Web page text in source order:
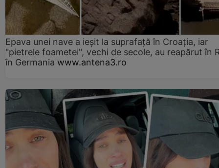
Epava unei nave a ieșit la suprafață în Croația, iar
"pietrele foametei", vechi de secole, au reapărut în
în Germania www.antena3.ro